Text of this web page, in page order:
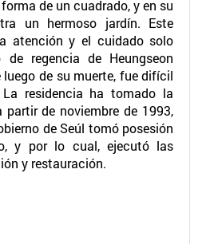
de un cuadrado, y en su
un hermoso jardín. Este
atención y el cuidado solo
regencia de Heungseon
luego de su muerte, fue difícil
residencia ha tomado la
de noviembre de 1993,
de Seúl tomó posesión
y por lo cual, ejecutó las
y restauración.